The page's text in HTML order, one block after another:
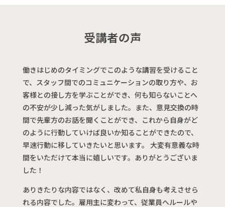
受講者の声
働きはじめのタイミングでこのような講習を受けること
で、スタッフ間でのコミュニケーションの取り方や、お
客様との接し方を学ぶことができ、何も知らないことへ
の不安が少し減った気がしました。また、意見交換の時
間で先輩方のお話を聞くことができ、これから自身がど
のように行動していけば良いか知ることができたので、
早速行動に移していきたいと思います。 大変有意義な時
間をいただけて本当に嬉しいです。ありがとうございま
した！
ありきたりな内容ではなく、改めて私自身も考えさせら
れる内容でした。雇用主に変わって、従業員へルールや